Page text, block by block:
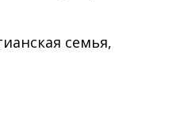
семья,